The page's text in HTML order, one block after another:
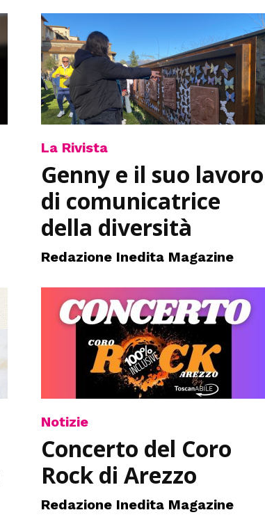
La Rivista
Genny e il suo lavoro
di comunicatrice
della diversità
Redazione Inedita Magazine
Notizie
Concerto del Coro
Rock di Arezzo
Redazione Inedita Magazine